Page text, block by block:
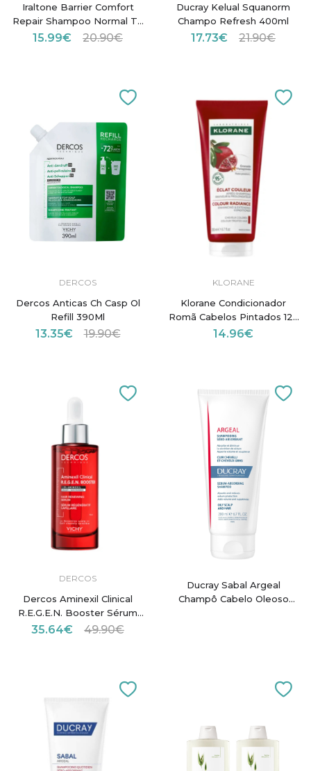
Iraltone Barrier Comfort
Repair Shampoo Normal To
Dry Scalp 250ml
15.99€ 20.90€
Ducray Kelual Squanorm
Champo Refresh 400ml
17.73€ 21.90€
DERCOS
Dercos Anticas Ch Casp Ol
Refill 390Ml
13.35€ 19.90€
KLORANE
Klorane Condicionador
Romã Cabelos Pintados 125
ml
14.96€
DERCOS
Dercos Aminexil Clinical
R.E.G.E.N. Booster Sérum
90ml
35.64€ 49.90€
Ducray Sabal Argeal
Champô Cabelo Oleoso